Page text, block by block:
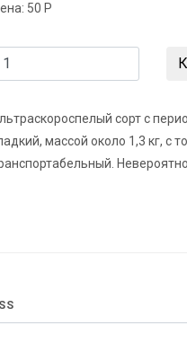
50 Р
сорт с
массой около 1,3 кг, с